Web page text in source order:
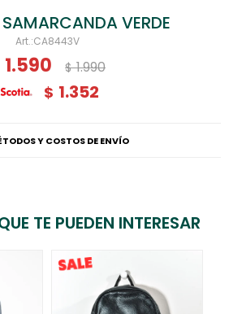
VERDE
CA8443V
1.590 $ 1.990
$ 1.352
Y COSTOS DE ENVÍO
TE PUEDEN INTERESAR